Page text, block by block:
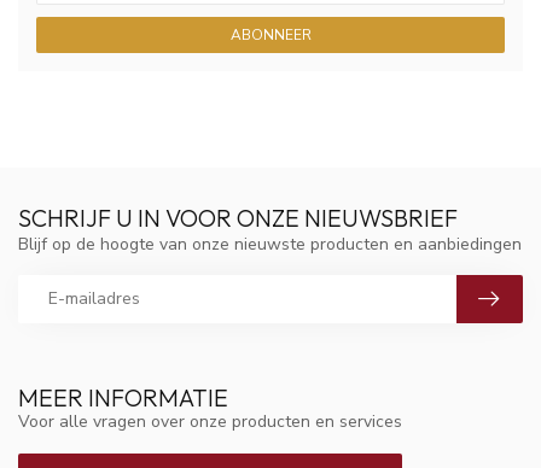
ABONNEER
MEER INFORMATIE
Voor alle vragen over onze producten en services
SCHRIJF U IN VOOR ONZE NIEUWSBRIEF
Blijf op de hoogte van onze nieuwste producten en aanbiedingen